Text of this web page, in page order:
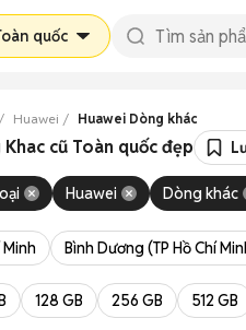
quốc
Huawei Huawei Dòng khác
cũ Toàn quốc đẹp
Huawei Dòng khác
Minh Bình Dương (TP Hồ Chí
128 GB 256 GB 512 GB